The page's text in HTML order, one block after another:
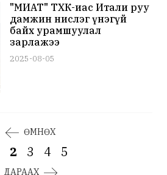
"МИАТ" ТӨХК-иас Итали руу
дамжин нислэг үнэгүй
байх урамшуулал
зарлажээ
2025-08-05
ӨМНӨХ
2 3 4 5
ДАРААХ